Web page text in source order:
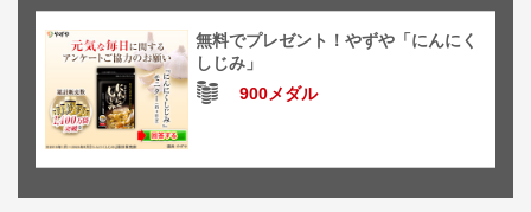
無料でプレゼント！やずや「にんにく
しじみ」
900メダル